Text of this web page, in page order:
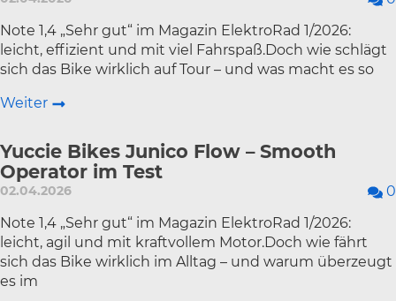
Note 1,4 „Sehr gut“ im Magazin ElektroRad 1/2026:
leicht, effizient und mit viel Fahrspaß.Doch wie schlägt
sich das Bike wirklich auf Tour – und was macht es so
Weiter
Yuccie Bikes Junico Flow – Smooth
Operator im Test
02.04.2026 0
Note 1,4 „Sehr gut“ im Magazin ElektroRad 1/2026:
leicht, agil und mit kraftvollem Motor.Doch wie fährt
sich das Bike wirklich im Alltag – und warum überzeugt
es im